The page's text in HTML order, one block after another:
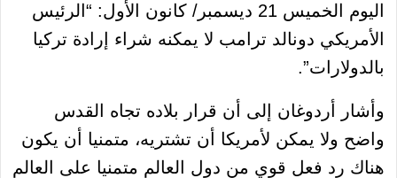
اليوم الخميس 21 ديسمبر/ كانون الأول: “الرئيس
الأمريكي دونالد ترامب لا يمكنه شراء إرادة تركيا
بالدولارات”.
وأشار أردوغان إلى أن قرار بلاده تجاه القدس
واضح ولا يمكن لأمريكا أن تشتريه، متمنيا أن يكون
هناك رد فعل قوي من دول العالم متمنيا على العالم